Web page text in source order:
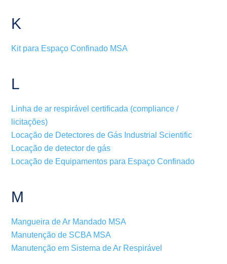
K
Kit para Espaço Confinado MSA
L
Linha de ar respirável certificada (compliance /
licitações)
Locação de Detectores de Gás Industrial Scientific
Locação de detector de gás
Locação de Equipamentos para Espaço Confinado
M
Mangueira de Ar Mandado MSA
Manutenção de SCBA MSA
Manutenção em Sistema de Ar Respirável